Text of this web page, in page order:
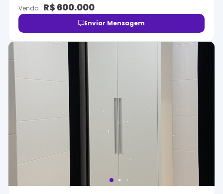
Venda R$ 600.000
Enviar Mensagem